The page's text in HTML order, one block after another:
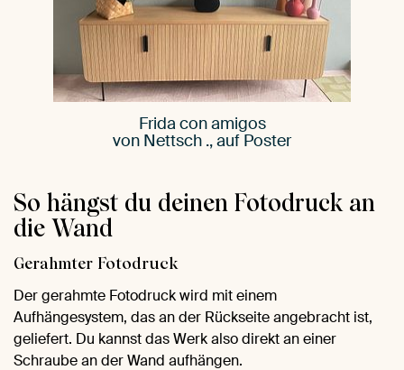
Frida con amigos
von Nettsch ., auf Poster
So hängst du deinen Fotodruck an
die Wand
Gerahmter Fotodruck
Der gerahmte Fotodruck wird mit einem
Aufhängesystem, das an der Rückseite angebracht ist,
geliefert. Du kannst das Werk also direkt an einer
Schraube an der Wand aufhängen.